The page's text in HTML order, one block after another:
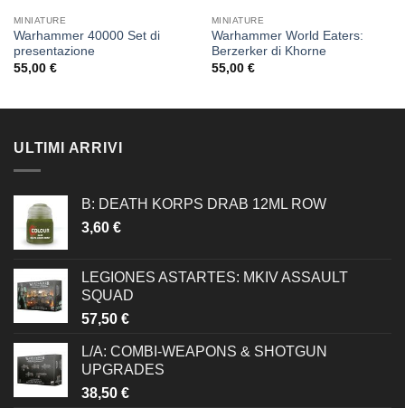
MINIATURE
Warhammer 40000 Set di
presentazione
55,00 €
MINIATURE
Warhammer World Eaters:
Berzerker di Khorne
55,00 €
ULTIMI ARRIVI
B: DEATH KORPS DRAB 12ML ROW
3,60 €
LEGIONES ASTARTES: MKIV ASSAULT
SQUAD
57,50 €
L/A: COMBI-WEAPONS & SHOTGUN
UPGRADES
38,50 €